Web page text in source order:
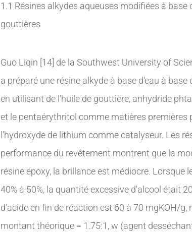
1.1 Résines alkydes aqueuses modifiées à base
gouttières
Guo Liqin [14] de la Southwest University of
a préparé une résine alkyde à base d'eau à base
en utilisant de l'huile de gouttière, anhydride
et le pentaérythritol comme matières premières
l'hydroxyde de lithium comme catalyseur. Les
performance du revêtement montrent que la
résine époxy, la brillance est médiocre. Lorsque
40% à 50%, la quantité excessive d'alcool était
d'acide en fin de réaction est 60 à 70 mgKOH/g,
montant théorique = 1.75:1, w (agent